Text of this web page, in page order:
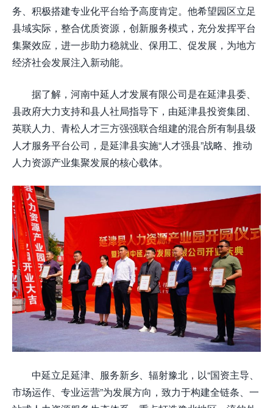
务、积极搭建专业化平台给予高度肯定。他希望园区立足
县域实际，整合优质资源，创新服务模式，充分发挥平台
集聚效应，进一步助力稳就业、保用工、促发展，为地方
经济社会发展注入新动能。
据了解，河南中延人才发展有限公司是在延津县委、
县政府大力支持和县人社局指导下，由延津县投资集团、
英联人力、青松人才三方强强联合组建的混合所有制县级
人才服务平台公司，是延津县实施“人才强县”战略、推动
人力资源产业集聚发展的核心载体。
中延立足延津、服务新乡、辐射豫北，以“国资主导、
市场运作、专业运营”为发展方向，致力于构建全链条、一